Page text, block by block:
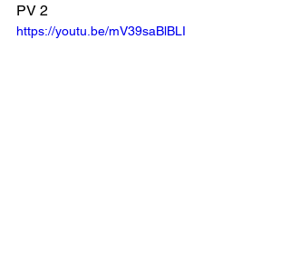
PV 2
https://youtu.be/mV39saBlBLI